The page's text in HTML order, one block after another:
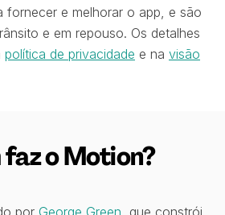
fornecer e melhorar o app, e são
e em repouso. Os detalhes
política de privacidade e na visão
faz o Motion?
por George Green , que constrói